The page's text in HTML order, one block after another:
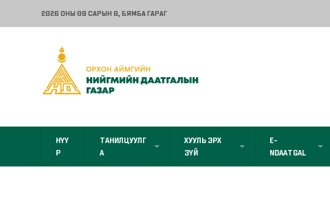
2026 ОНЫ 08 САРЫН 8, БЯМБА ГАРАГ
НҮҮ
Р
ТАНИЛЦУУЛГ
А
ХУУЛЬ ЭРХ
ЗҮЙ
E-
NDAATGAL